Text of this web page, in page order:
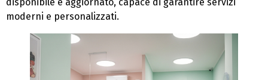
moderni e personalizzati.